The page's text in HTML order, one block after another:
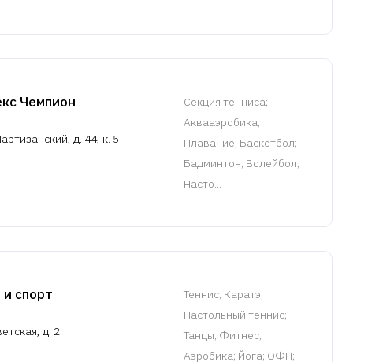
Чемпион
д. 44, к. 5
Cекция тенниса;
Аквааэробика;
Плавание; Баскетбол;
Бадминтон; Волейбол;
Насто...
спорт
д. 2
Теннис; Каратэ;
Настольный теннис;
Танцы; Фитнес;
Аэробика; Йога; ОФП;